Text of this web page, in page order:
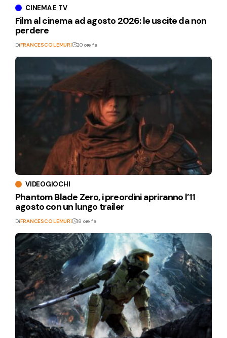
CINEMA E TV
Film al cinema ad agosto 2026: le uscite da non
perdere
DiFRANCESCO LEMURI 20 ore fa
VIDEOGIOCHI
Phantom Blade Zero, i preordini apriranno l’11
agosto con un lungo trailer
DiFRANCESCO LEMURI 18 ore fa